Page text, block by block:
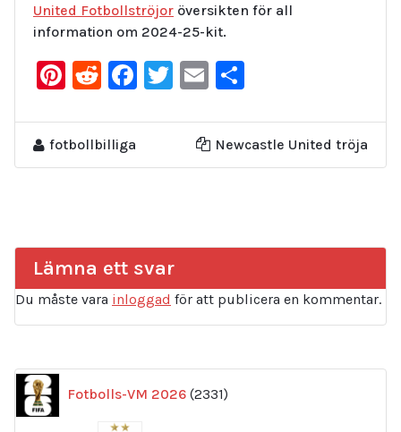
United Fotbollströjor översikten för all
information om 2024-25-kit.
Pinterest
Reddit
Facebook
Twitter
Email
fotbollbilliga Newcastle United tröja
Lämna ett svar
Du måste vara inloggad för att publicera en kommentar.
Fotbolls-VM 2026 2331
produkter